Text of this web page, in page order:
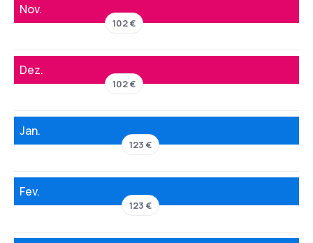
Nov.
102 €
Dez.
102 €
Jan.
123 €
Fev.
123 €